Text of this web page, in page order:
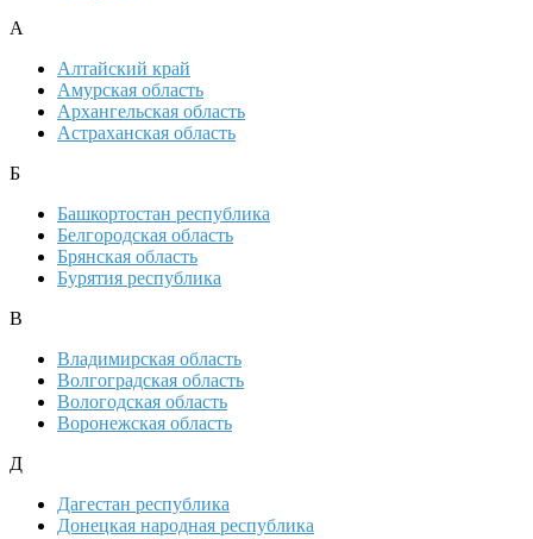
А
Алтайский край
Амурская область
Архангельская область
Астраханская область
Б
Башкортостан республика
Белгородская область
Брянская область
Бурятия республика
В
Владимирская область
Волгоградская область
Вологодская область
Воронежская область
Д
Дагестан республика
Донецкая народная республика